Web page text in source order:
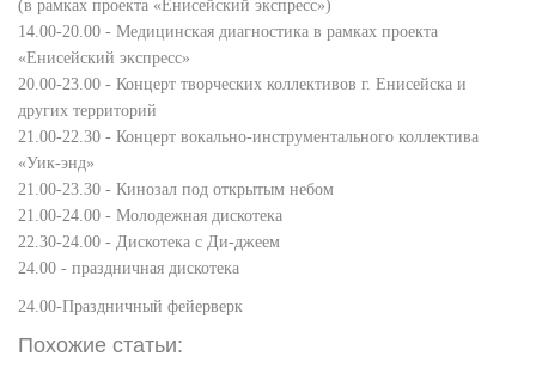
(в рамках проекта «Енисейский экспресс»)
14.00-20.00 - Медицинская диагностика в рамках проекта
«Енисейский экспресс»
20.00-23.00 - Концерт творческих коллективов г. Енисейска и
других территорий
21.00-22.30 - Концерт вокально-инструментального коллектива
«Уик-энд»
21.00-23.30 - Кинозал под открытым небом
21.00-24.00 - Молодежная дискотека
22.30-24.00 - Дискотека с Ди-джеем
24.00 - праздничная дискотека
24.00-Праздничный фейерверк
Похожие статьи: